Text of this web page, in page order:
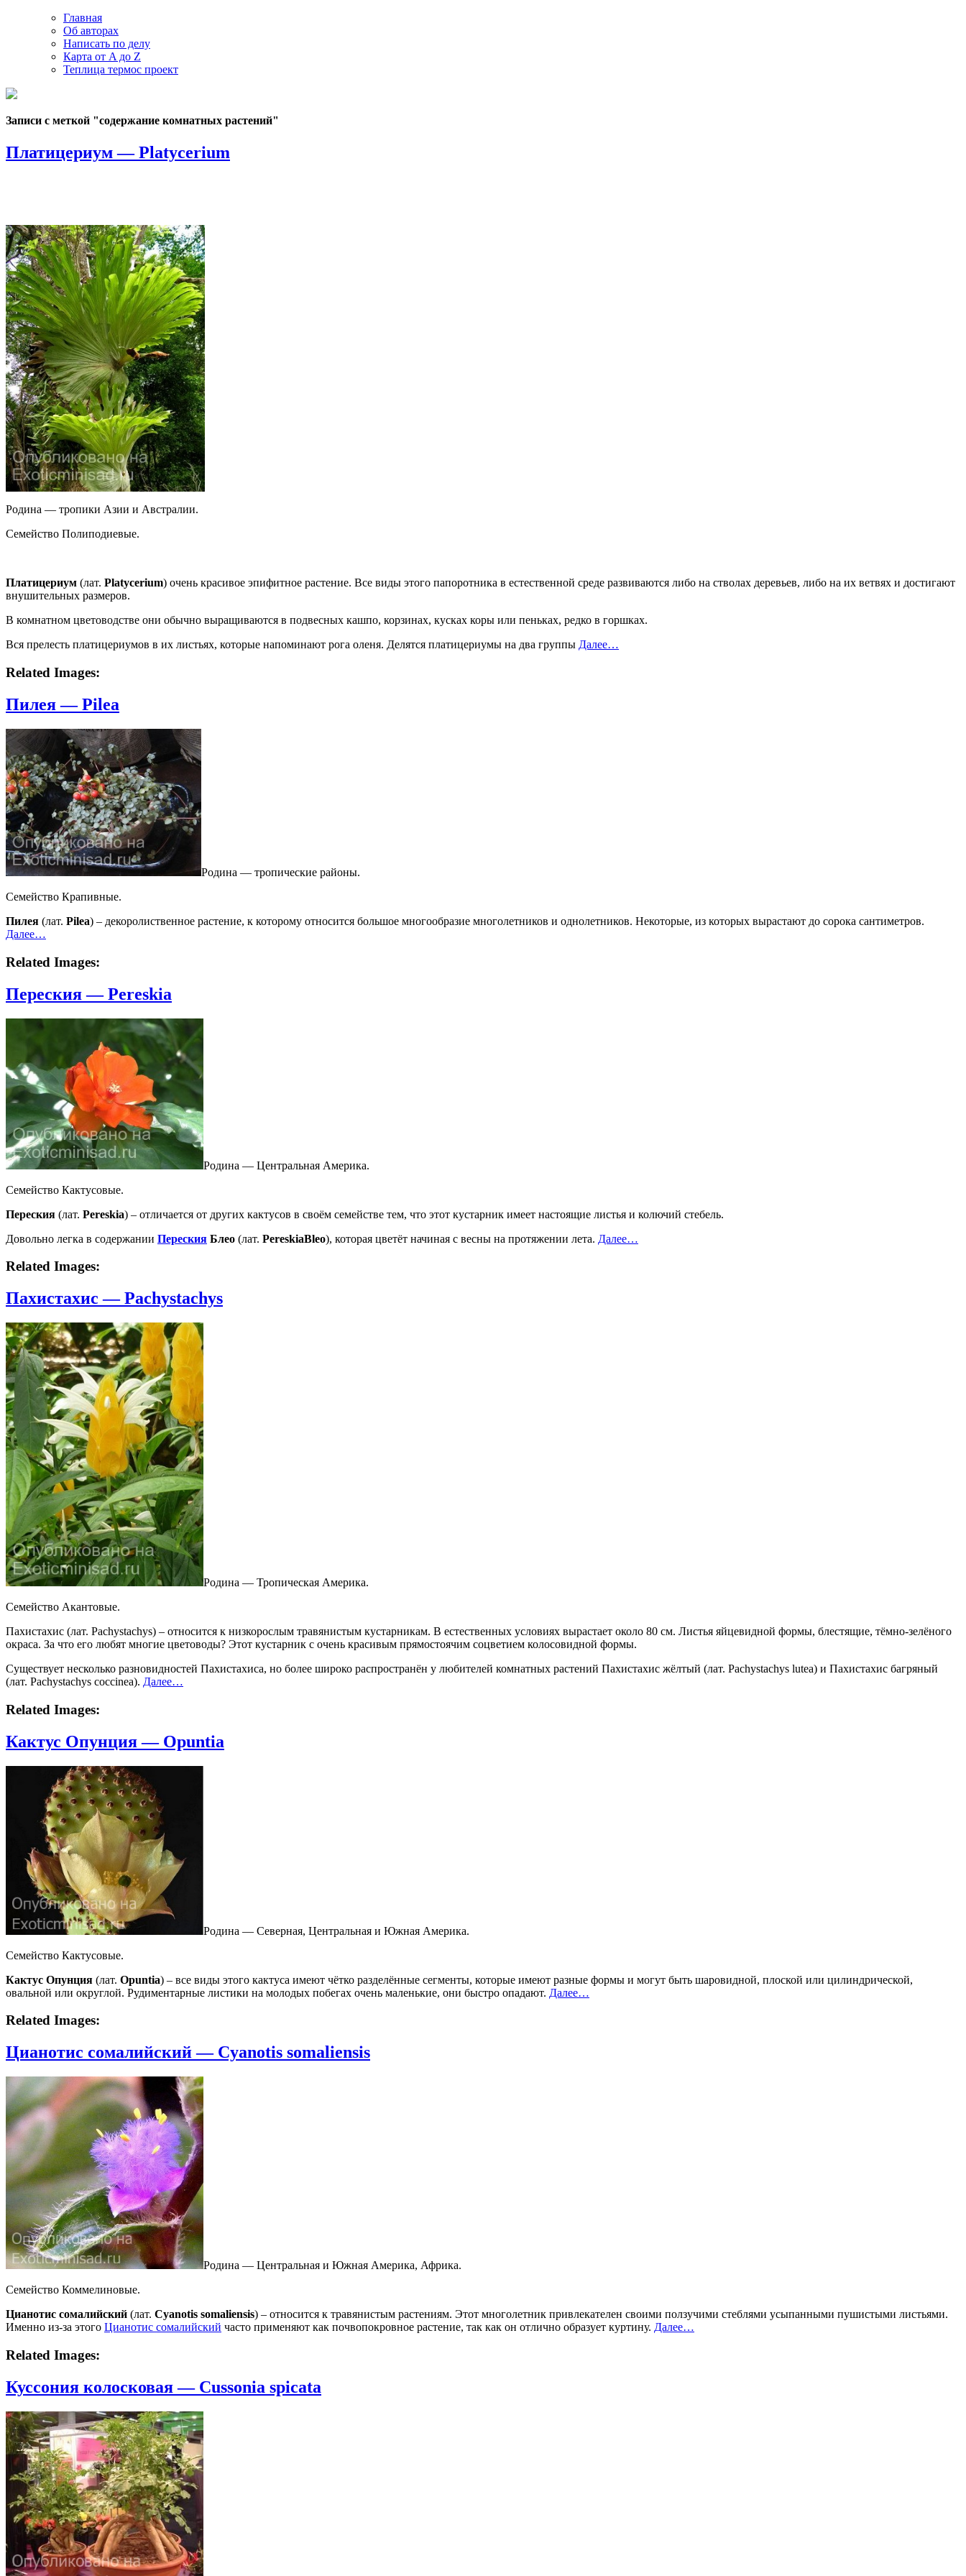
Главная
Об авторах
Написать по делу
Карта от A до Z
Теплица термос проект
Записи с меткой "содержание комнатных растений"
Платицериум — Platycerium
Родина — тропики Азии и Австралии.
Семейство Полиподиевые.
Платицериум (лат. Platycerium) очень красивое эпифитное растение. Все виды этого папоротника в естественной среде развиваются либо на стволах деревьев, либо на их ветвях и достигают
внушительных размеров.
В комнатном цветоводстве они обычно выращиваются в подвесных кашпо, корзинах, кусках коры или пеньках, редко в горшках.
Вся прелесть платицериумов в их листьях, которые напоминают рога оленя. Делятся платицериумы на два группы Далее…
Related Images:
Пилея — Pilea
Родина — тропические районы.
Семейство Крапивные.
Пилея (лат. Pilea) – декоролиственное растение, к которому относится большое многообразие многолетников и однолетников. Некоторые, из которых вырастают до сорока сантиметров.
Далее…
Related Images:
Переския — Pereskia
Родина — Центральная Америка.
Семейство Кактусовые.
Переския (лат. Pereskia) – отличается от других кактусов в своём семействе тем, что этот кустарник имеет настоящие листья и колючий стебель.
Довольно легка в содержании Переския Блео (лат. PereskiaBleo), которая цветёт начиная с весны на протяжении лета. Далее…
Related Images:
Пахистахис — Pachystachys
Родина — Тропическая Америка.
Семейство Акантовые.
Пахистахис (лат. Pachystachys) – относится к низкорослым травянистым кустарникам. В естественных условиях вырастает около 80 см. Листья яйцевидной формы, блестящие, тёмно-зелёного
окраса. За что его любят многие цветоводы? Этот кустарник с очень красивым прямостоячим соцветием колосовидной формы.
Существует несколько разновидностей Пахистахиса, но более широко распространён у любителей комнатных растений Пахистахис жёлтый (лат. Pachystachys lutea) и Пахистахис багряный
(лат. Pachystachys coccinea). Далее…
Related Images:
Кактус Опунция — Opuntia
Родина — Северная, Центральная и Южная Америка.
Семейство Кактусовые.
Кактус Опунция (лат. Opuntia) – все виды этого кактуса имеют чётко разделённые сегменты, которые имеют разные формы и могут быть шаровидной, плоской или цилиндрической,
овальной или округлой. Рудиментарные листики на молодых побегах очень маленькие, они быстро опадают. Далее…
Related Images:
Цианотис сомалийский — Cyanotis somaliensis
Родина — Центральная и Южная Америка, Африка.
Семейство Коммелиновые.
Цианотис сомалийский (лат. Cyanotis somaliensis) – относится к травянистым растениям. Этот многолетник привлекателен своими ползучими стеблями усыпанными пушистыми листьями.
Именно из-за этого Цианотис сомалийский часто применяют как почвопокровное растение, так как он отлично образует куртину. Далее…
Related Images:
Куссония колосковая — Cussonia spicata